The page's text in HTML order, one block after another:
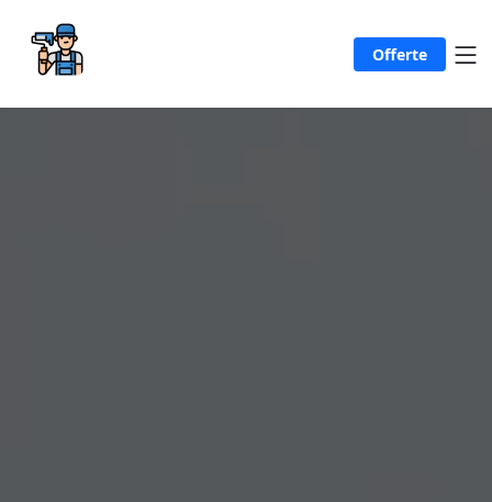
Offerte